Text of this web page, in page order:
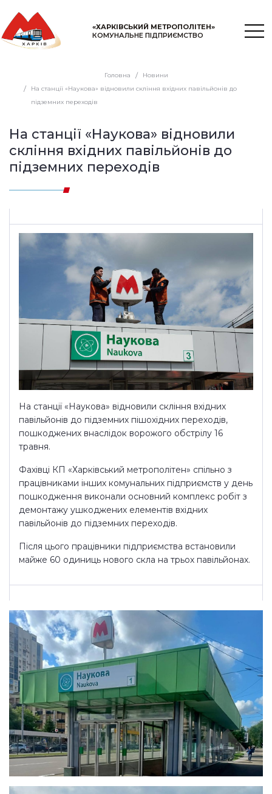
«ХАРКІВСЬКИЙ МЕТРОПОЛІТЕН»
КОМУНАЛЬНЕ ПІДПРИЄМСТВО
Головна
Новини
На станції «Наукова» відновили скління вхідних павільйонів до
підземних переходів
На станції «Наукова» відновили
скління вхідних павільйонів до
підземних переходів
На станції «Наукова» відновили скління вхідних
павільйонів до підземних пішохідних переходів,
пошкоджених внаслідок ворожого обстрілу 16
травня.
Фахівці КП «Харківський метрополітен» спільно з
працівниками інших комунальних підприємств у день
пошкодження виконали основний комплекс робіт з
демонтажу ушкоджених елементів вхідних
павільйонів до підземних переходів.
Після цього працівники підприємства встановили
майже 60 одиниць нового скла на трьох павільйонах.